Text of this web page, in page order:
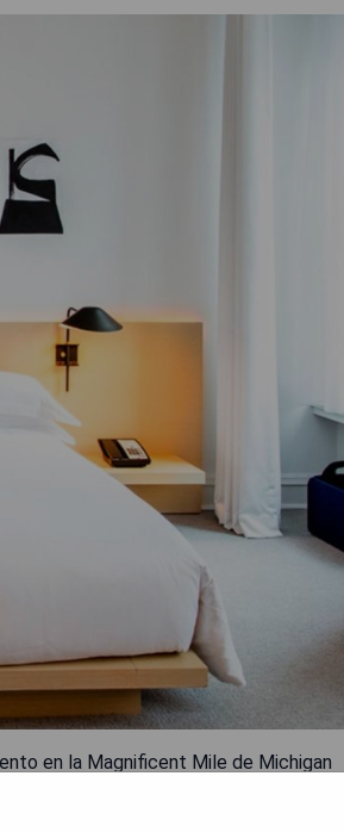
en la Magnificent Mile de Michigan
en las instalaciones. Se ofrece
Hyatt, incluye un televisor HDTV de